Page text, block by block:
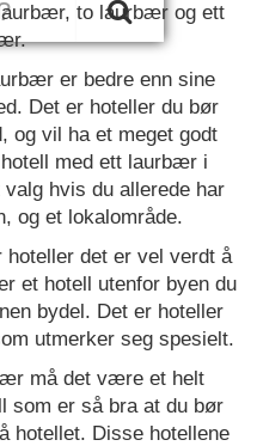
to laurbær og ett
er bedre enn sine
Det er hoteller du bør
og vil ha et meget godt
med ett laurbær i
hvis du allerede har
og et lokalområde.
det er vel verdt å
et hotell utenfor byen du
bydel. Det er hoteller
utmerker seg spesielt.
må det være et helt
som er så bra at du bør
hotellet. Disse hotellene